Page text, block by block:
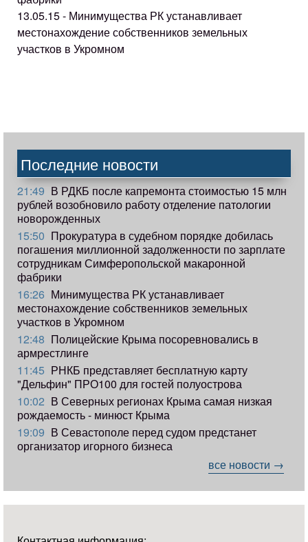
13.05.15 - Минимущества РК устанавливает
местонахождение собственников земельных
участков в Укромном
Последние новости
21:49 В РДКБ после капремонта стоимостью 15 млн
рублей возобновило работу отделение патологии
новорожденных
15:50 Прокуратура в судебном порядке добилась
погашения миллионной задолженности по зарплате
сотрудникам Симферопольской макаронной
фабрики
16:26 Минимущества РК устанавливает
местонахождение собственников земельных
участков в Укромном
12:48 Полицейские Крыма посоревновались в
армрестлинге
11:45 РНКБ представляет бесплатную карту
"Дельфин" ПРО100 для гостей полуострова
10:02 В Северных регионах Крыма самая низкая
рождаемость - минюст Крыма
19:09 В Севастополе перед судом предстанет
организатор игорного бизнеса
все новости →